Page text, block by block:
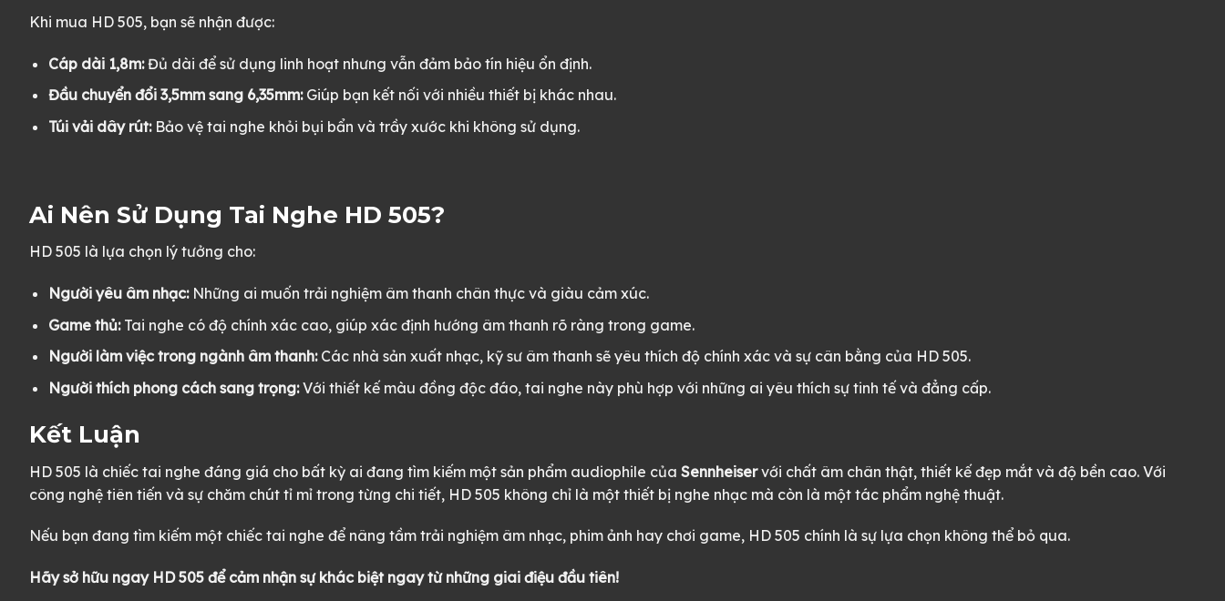
Khi mua HD 505, bạn sẽ nhận được:
Cáp dài 1,8m:Đủ dài để sử dụng linh hoạt nhưng vẫn đảm bảo tín hiệu ổn định.
Đầu chuyển đổi 3,5mm sang 6,35mm:Giúp bạn kết nối với nhiều thiết bị khác nhau.
Túi vải dây rút:Bảo vệ tai nghe khỏi bụi bẩn và trầy xước khi không sử dụng.
Ai Nên Sử Dụng Tai Nghe HD 505?
HD 505 là lựa chọn lý tưởng cho:
Người yêu âm nhạc:Những ai muốn trải nghiệm âm thanh chân thực và giàu cảm xúc.
Game thủ:Tai nghe có độ chính xác cao, giúp xác định hướng âm thanh rõ ràng trong game.
Người làm việc trong ngành âm thanh:Các nhà sản xuất nhạc, kỹ sư âm thanh sẽ yêu thích độ chính xác và sự cân bằng của HD 505.
Người thích phong cách sang trọng:Với thiết kế màu đồng độc đáo, tai nghe này phù hợp với những ai yêu thích sự tinh tế và đẳng cấp.
Kết Luận
HD 505 là chiếc tai nghe đáng giá cho bất kỳ ai đang tìm kiếm một sản phẩm audiophile của Sennheiservới chất âm chân thật, thiết kế đẹp mắt và độ bền cao. Với
công nghệ tiên tiến và sự chăm chút tỉ mỉ trong từng chi tiết, HD 505 không chỉ là một thiết bị nghe nhạc mà còn là một tác phẩm nghệ thuật.
Nếu bạn đang tìm kiếm một chiếc tai nghe để nâng tầm trải nghiệm âm nhạc, phim ảnh hay chơi game, HD 505 chính là sự lựa chọn không thể bỏ qua.
Hãy sở hữu ngay HD 505 để cảm nhận sự khác biệt ngay từ những giai điệu đầu tiên!